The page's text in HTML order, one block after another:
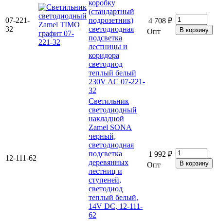
07-221-
32
коробку
(стандартный
подрозетник)
светодиодная
подсветка
лестницы и
коридора
светодиод
теплый белый
230V AC 07-221-
32
4 708 ₽
Опт
12-111-62
Светильник
светодиодный
накладной
Zamel SONA
черный,
светодиодная
подсветка
деревянных
лестниц и
ступеней,
светодиод
теплый белый,
14V DC, 12-111-
62
1 992 ₽
Опт